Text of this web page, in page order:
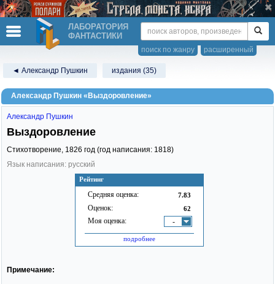
ЛАБОРАТОРИЯ
ФАНТАСТИКИ
расширенный
поиск по жанру
◄ Александр Пушкин издания (35)
Александр Пушкин «Выздоровление»
Рейтинг
Средняя оценка: 7.83
Оценок: 62
Моя оценка: -
подробнее
Александр Пушкин
Выздоровление
Стихотворение, 1826 год (год написания: 1818)
Язык написания: русский
Примечание: